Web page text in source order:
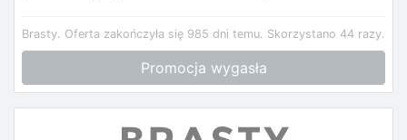
Brasty. Oferta zakończyła się 985 dni temu. Skorzystano 44 razy.
Promocja wygasła